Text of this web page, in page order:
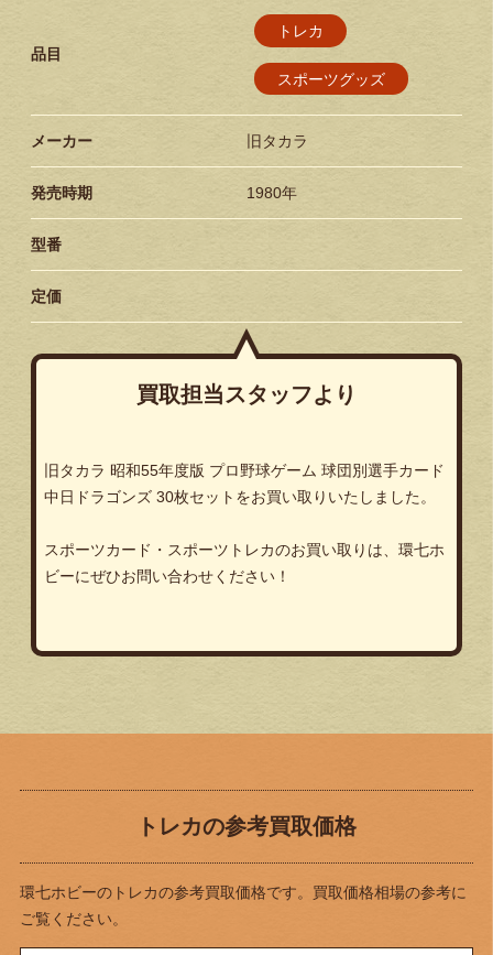
品目
トレカ
スポーツグッズ
メーカー 旧タカラ
発売時期 1980年
型番
定価
買取担当スタッフより
旧タカラ 昭和55年度版 プロ野球ゲーム 球団別選手カード
中日ドラゴンズ 30枚セットをお買い取りいたしました。
スポーツカード・スポーツトレカのお買い取りは、環七ホ
ビーにぜひお問い合わせください！
トレカの参考買取価格
環七ホビーのトレカの参考買取価格です。買取価格相場の参考に
ご覧ください。